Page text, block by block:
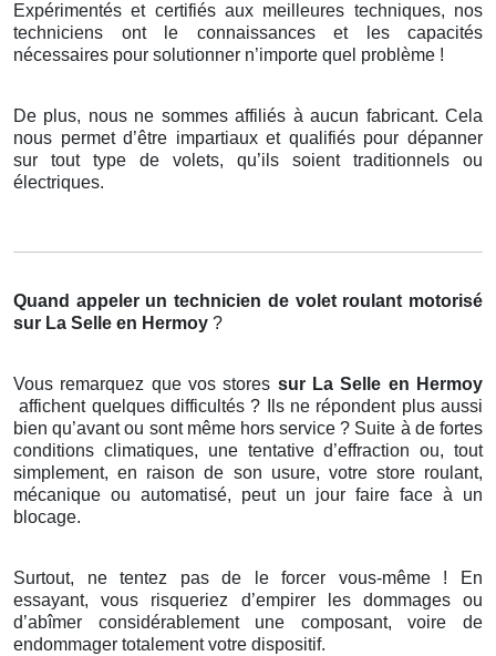
Expérimentés et certifiés aux meilleures techniques, nos
techniciens ont le connaissances et les capacités
nécessaires pour solutionner n’importe quel problème !
De plus, nous ne sommes affiliés à aucun fabricant. Cela
nous permet d’être impartiaux et qualifiés pour dépanner
sur tout type de volets, qu’ils soient traditionnels ou
électriques.
Quand appeler un technicien de volet roulant motorisé
sur La Selle en Hermoy ?
Vous remarquez que vos stores sur La Selle en Hermoy
affichent quelques difficultés ? Ils ne répondent plus aussi
bien qu’avant ou sont même hors service ? Suite à de fortes
conditions climatiques, une tentative d’effraction ou, tout
simplement, en raison de son usure, votre store roulant,
mécanique ou automatisé, peut un jour faire face à un
blocage.
Surtout, ne tentez pas de le forcer vous-même ! En
essayant, vous risqueriez d’empirer les dommages ou
d’abîmer considérablement une composant, voire de
endommager totalement votre dispositif.